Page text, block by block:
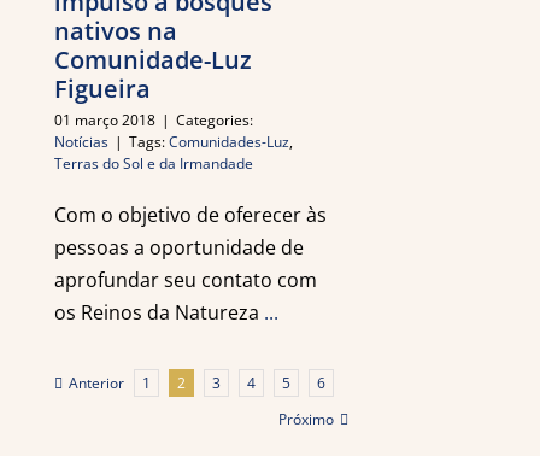
nativos na
Comunidade-Luz
Figueira
01 março 2018 | Categories:
Notícias | Tags:Comunidades-Luz,
Terras do Sol e da Irmandade
Com o objetivo de oferecer às
pessoas a oportunidade de
aprofundar seu contato com
os Reinos da Natureza ...
Anterior 1 2 3 4 5
6
Próximo